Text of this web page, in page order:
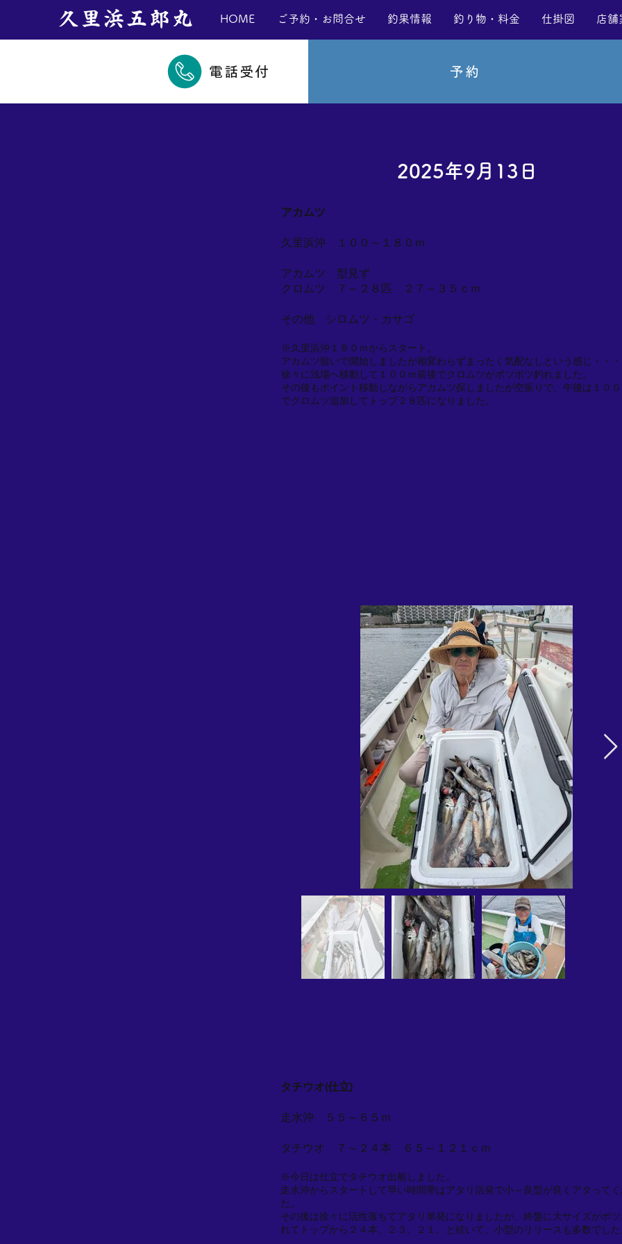
​久里浜五郎丸 HOME ご予約・お問合せ 釣果情報 釣り物・料金 仕掛図 店舗
電話受付 予約
タチウオ(仕立)
走水沖 ５５～６５ｍ
タチウオ ７～２４本 ６５～１２１ｃｍ
※今日は仕立でタチウオ出船しました。
走水沖からスタートして早い時間帯はアタリ活発で小～良型が良くアタって
た。
その後は徐々に活性落ちてアタリ単発になりましたが、終盤に大サイズがポ
れてトップから２４本、２３、２１、と続いて、小型のリリースも多数でし
2025年9月13日
アカムツ
久里浜沖 １００～１８０ｍ
アカムツ 型見ず
クロムツ ７～２８匹 ２７～３５ｃｍ
その他 シロムツ・カサゴ
※久里浜沖１８０ｍからスタート。
アカムツ狙いで開始しましたが相変わらずまったく気配なしという感じ・・・
徐々に浅場へ移動して１００ｍ前後でクロムツがポツポツ釣れました。
その後もポイント移動しながらアカムツ探しましたが空振りで、午後は１０
でクロムツ追加してトップ２８匹になりました。